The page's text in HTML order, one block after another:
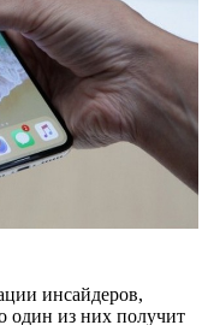
инсайдеров,
один из них получит